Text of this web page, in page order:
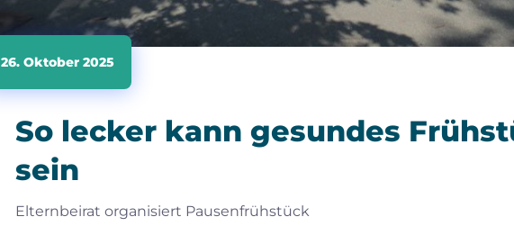
26. Oktober 2025
So lecker kann gesundes
sein
Elternbeirat organisiert Pausenfrühstück